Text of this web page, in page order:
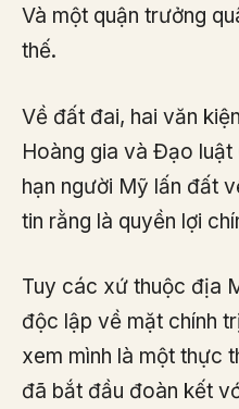
Và một quận trưởng
thế.
Về đất đai, hai văn
Hoàng gia và Đạo luật
hạn người Mỹ lấn đất
tin rằng là quyền lợi
Tuy các xứ thuộc địa
độc lập về mặt chính
xem mình là một thực
đã bắt đầu đoàn kết